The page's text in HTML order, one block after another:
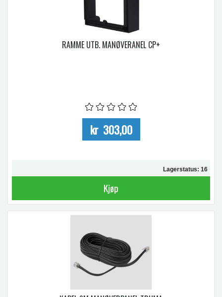
RAMME UTB. MANØVERANEL CP+
kr 303,00
Lagerstatus: 16
Kjøp